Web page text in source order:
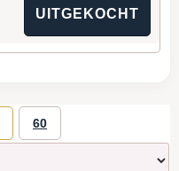
UITGEKOCHT
60